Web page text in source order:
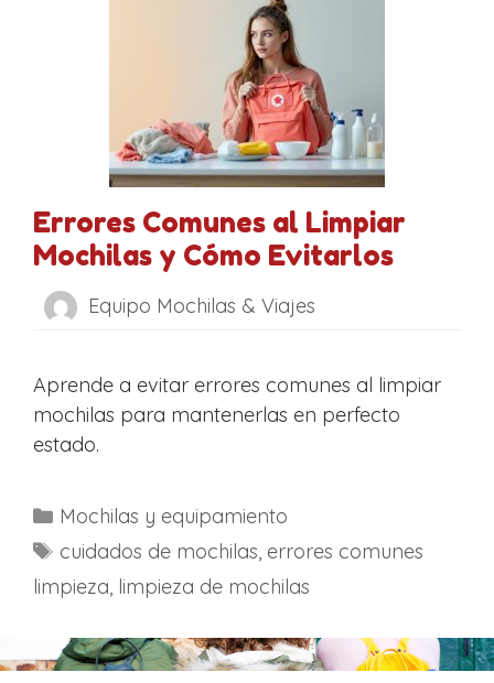
Errores Comunes al Limpiar
Mochilas y Cómo Evitarlos
Equipo Mochilas & Viajes
Aprende a evitar errores comunes al limpiar
mochilas para mantenerlas en perfecto
estado.
C
a
e
g
o
Mochilas y equipamiento
E
t
q
u
cuidados de mochilas, errores comunes
limpieza, limpieza de mochilas